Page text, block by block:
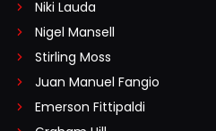
Niki Lauda
Nigel Mansell
Stirling Moss
Juan Manuel Fangio
Emerson Fittipaldi